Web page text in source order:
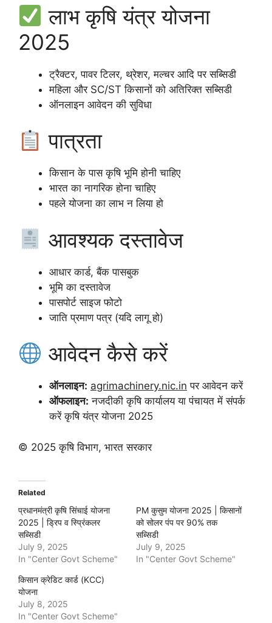
लाभ कृषि यंत्र योजना
2025
ट्रैक्टर, पावर टिलर, थ्रेशर, मल्चर आदि पर सब्सिडी
महिला और SC/ST किसानों को अतिरिक्त सब्सिडी
ऑनलाइन आवेदन की सुविधा
पात्रता
किसान के पास कृषि भूमि होनी चाहिए
भारत का नागरिक होना चाहिए
पहले योजना का लाभ न लिया हो
आवश्यक दस्तावेज
आधार कार्ड, बैंक पासबुक
भूमि का दस्तावेज
पासपोर्ट साइज फोटो
जाति प्रमाण पत्र (यदि लागू हो)
आवेदन कैसे करें
ऑनलाइन: agrimachinery.nic.in पर आवेदन करें
ऑफलाइन: नजदीकी कृषि कार्यालय या पंचायत में संपर्क
करें कृषि यंत्र योजना 2025
© 2025 कृषि विभाग, भारत सरकार
Related
प्रधानमंत्री कृषि सिंचाई योजना
2025 | ड्रिप व स्प्रिंकलर
सब्सिडी
July 9, 2025
In "Center Govt Scheme"
PM कुसुम योजना 2025 | किसानों
को सोलर पंप पर 90% तक
सब्सिडी
July 9, 2025
In "Center Govt Scheme"
किसान क्रेडिट कार्ड (KCC)
योजना
July 8, 2025
In "Center Govt Scheme"